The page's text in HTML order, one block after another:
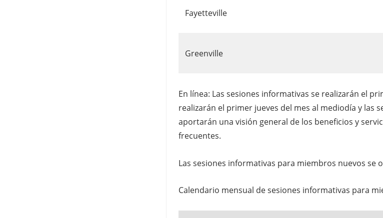
Fayetteville
Greenville
En línea: Las sesiones informativas se realizarán el
realizarán el primer jueves del mes al mediodía y las
aportarán una visión general de los beneficios y
frecuentes.
Las sesiones informativas para miembros nuevos se
Calendario mensual de sesiones informativas para